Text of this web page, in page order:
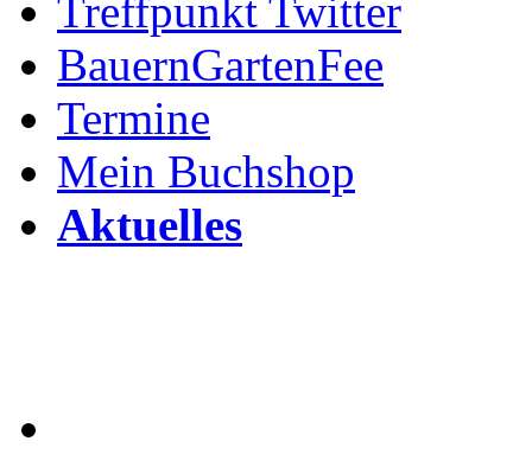
Treffpunkt Twitter
BauernGartenFee
Termine
Mein Buchshop
Aktuelles